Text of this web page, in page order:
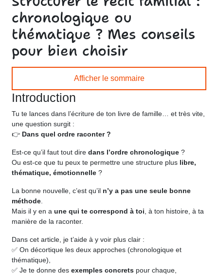
chronologique ou
thématique ? Mes conseils
pour bien choisir
Afficher le sommaire
Introduction
Tu te lances dans l’écriture de ton livre de famille… et très vite,
une question surgit :
👉 Dans quel ordre raconter ?
Est-ce qu’il faut tout dire dans l’ordre chronologique ?
Ou est-ce que tu peux te permettre une structure plus libre,
thématique, émotionnelle ?
La bonne nouvelle, c’est qu’il n’y a pas une seule bonne
méthode
Mais il y en a une qui te correspond à toi , à ton histoire, à ta
manière de la raconter.
Dans cet article, je t’aide à y voir plus clair :
✅ On décortique les deux approches (chronologique et
thématique),
✅ Je te donne des exemples concrets pour chaque,